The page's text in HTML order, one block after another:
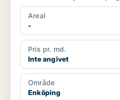
Areal
-
Pris pr. md.
Inte angivet
Område
Enköping